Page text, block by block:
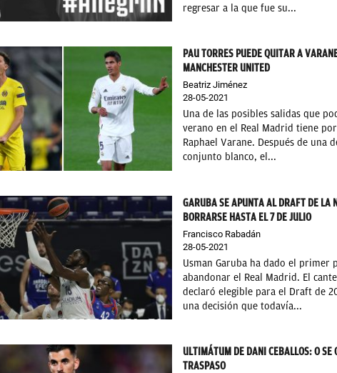
regresar a la que fue su...
PAU TORRES PUEDE QUITAR A
MANCHESTER UNITED
Beatriz Jiménez
28-05-2021
Una de las posibles salidas que
verano en el Real Madrid tiene
Raphael Varane. Después de una
conjunto blanco, el...
GARUBA SE APUNTA AL DRAFT DE LA
BORRARSE HASTA EL 7 DE JULIO
Francisco Rabadán
28-05-2021
Usman Garuba ha dado el primer
abandonar el Real Madrid. El
declaró elegible para el Draft de
una decisión que todavía...
ULTIMÁTUM DE DANI CEBALLOS: O SE
TRASPASO